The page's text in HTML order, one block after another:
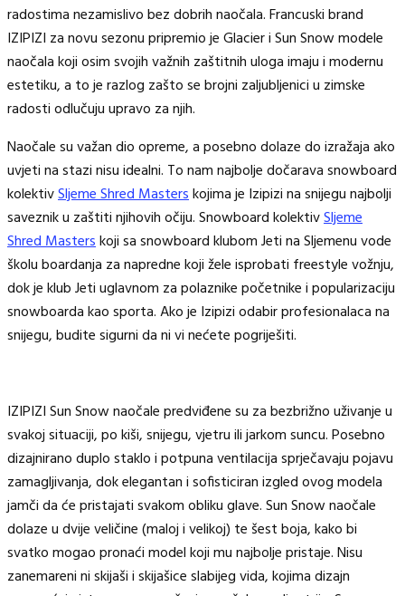
radostima nezamislivo bez dobrih naočala. Francuski brand
IZIPIZI za novu sezonu pripremio je Glacier i Sun Snow modele
naočala koji osim svojih važnih zaštitnih uloga imaju i modernu
estetiku, a to je razlog zašto se brojni zaljubljenici u zimske
radosti odlučuju upravo za njih.
Naočale su važan dio opreme, a posebno dolaze do izražaja ako
uvjeti na stazi nisu idealni. To nam najbolje dočarava snowboard
kolektivSljeme Shred Masterskojima je Izipizi na snijegu najbolji
saveznik u zaštiti njihovih očiju. Snowboard kolektivSljeme
Shred Masterskoji sa snowboard klubom Jeti na Sljemenu vode
školu boardanja za napredne koji žele isprobati freestyle vožnju,
dok je klub Jeti uglavnom za polaznike početnike i popularizaciju
snowboarda kao sporta. Ako je Izipizi odabir profesionalaca na
snijegu, budite sigurni da ni vi nećete pogriješiti.
IZIPIZI Sun Snow naočale predviđene su za bezbrižno uživanje u
svakoj situaciji, po kiši, snijegu, vjetru ili jarkom suncu. Posebno
dizajnirano duplo staklo i potpuna ventilacija sprječavaju pojavu
zamagljivanja, dok elegantan i sofisticiran izgled ovog modela
jamči da će pristajati svakom obliku glave. Sun Snow naočale
dolaze u dvije veličine (maloj i velikoj) te šest boja, kako bi
svatko mogao pronaći model koji mu najbolje pristaje. Nisu
zanemareni ni skijaši i skijašice slabijeg vida, kojima dizajn